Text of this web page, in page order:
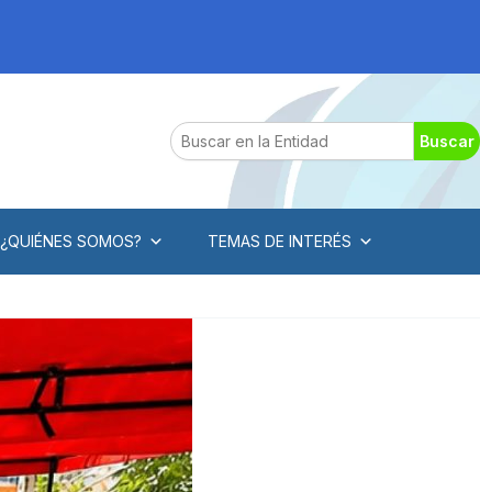
Search Buscar
¿QUIÉNES SOMOS? TEMAS DE INTERÉS